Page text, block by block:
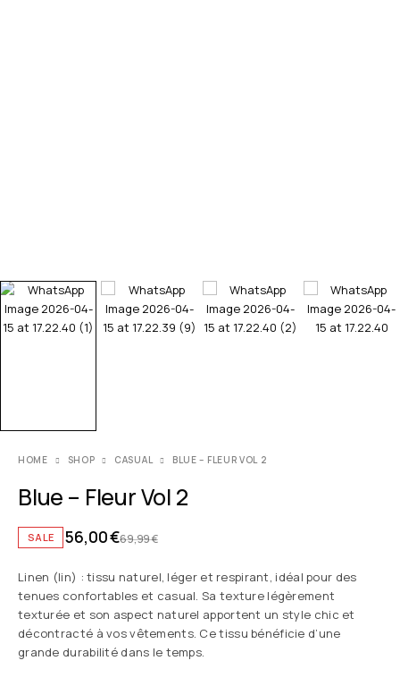
HOME SHOP CASUAL BLUE – FLEUR VOL 2
Blue – Fleur Vol 2
SALE 69,99€
56,00€
Linen (lin) : tissu naturel, léger et respirant, idéal pour des
tenues confortables et casual. Sa texture légèrement
texturée et son aspect naturel apportent un style chic et
décontracté à vos vêtements. Ce tissu bénéficie d’une
grande durabilité dans le temps.